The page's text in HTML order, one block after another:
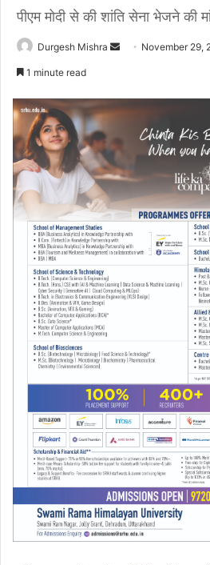
पीएम मोदी से की शांति सेना भेजने की
Durgesh Mishra
Send November 29,
1 minute read